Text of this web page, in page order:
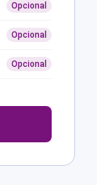
Opcional
Opcional
Opcional